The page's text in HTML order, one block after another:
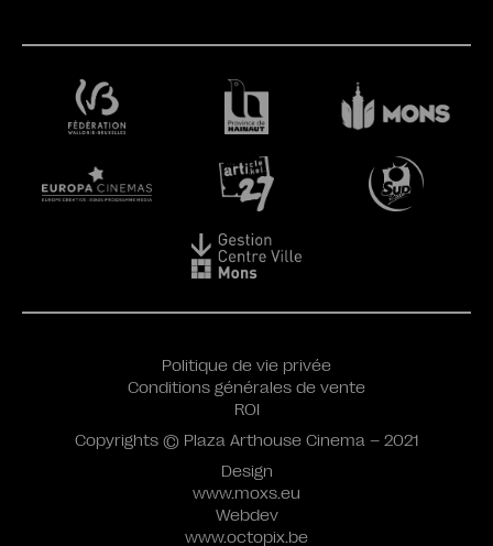
Design
www.moxs.eu
Webdev
www.octopix.be
Politique de vie privée
Conditions générales de vente
ROI
Copyrights © Plaza Arthouse Cinema – 2021